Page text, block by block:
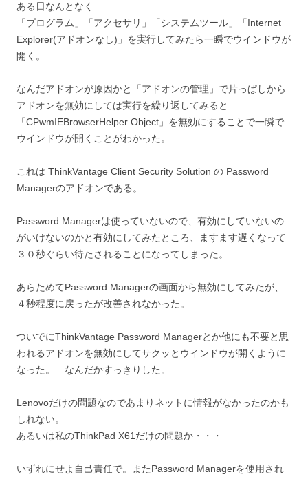
ある日なんとなく
「プログラム」「アクセサリ」「システムツール」「Internet
Explorer(アドオンなし)」を実行してみたら一瞬でウインドウが
開く。
なんだアドオンが原因かと「アドオンの管理」で片っぱしから
アドオンを無効にしては実行を繰り返してみると
「CPwmIEBrowserHelper Object」を無効にすることで一瞬で
ウインドウが開くことがわかった。
これは ThinkVantage Client Security Solution の Password
Managerのアドオンである。
Password Managerは使っていないので、有効にしていないの
がいけないのかと有効にしてみたところ、ますます遅くなって
３０秒ぐらい待たされることになってしまった。
あらためてPassword Managerの画面から無効にしてみたが、
４秒程度に戻ったが改善されなかった。
ついでにThinkVantage Password Managerとか他にも不要と思
われるアドオンを無効にしてサクッとウインドウが開くように
なった。 なんだかすっきりした。
Lenovoだけの問題なのであまりネットに情報がなかったのかも
しれない。
あるいは私のThinkPad X61だけの問題か・・・
いずれにせよ自己責任で。またPassword Managerを使用され